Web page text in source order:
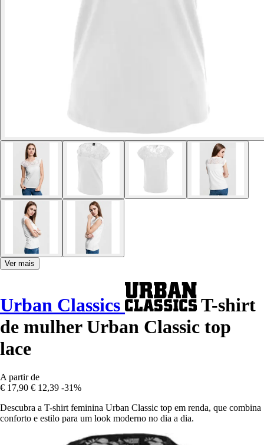
Ver mais
Urban Classics
T-shirt
de mulher Urban Classic top
lace
A partir de
€ 17,90 € 12,39 -31%
Descubra a T-shirt feminina Urban Classic top em renda, que combina
conforto e estilo para um look moderno no dia a dia.